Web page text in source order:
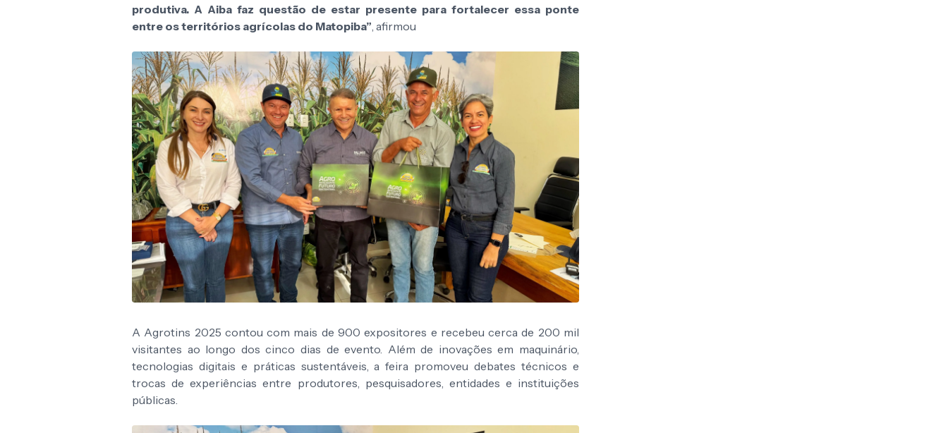
produtiva. A Aiba faz questão de estar presente para fortalecer essa ponte
entre os territórios agrícolas do Matopiba” , afirmou
A Agrotins 2025 contou com mais de 900 expositores e recebeu cerca de 200 mil
visitantes ao longo dos cinco dias de evento. Além de inovações em maquinário,
tecnologias digitais e práticas sustentáveis, a feira promoveu debates técnicos e
trocas de experiências entre produtores, pesquisadores, entidades e instituições
públicas.